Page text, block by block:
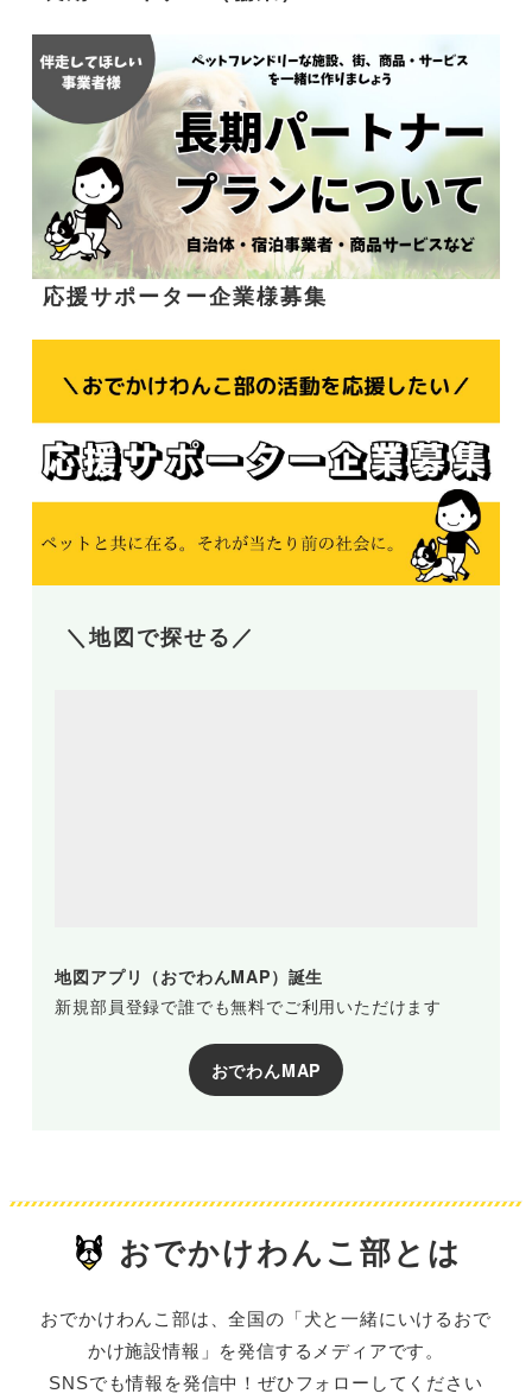
応援サポーター企業様募集
＼地図で探せる／
地図アプリ（おでわんMAP）誕生
新規部員登録で誰でも無料でご利用いただけます
おでわんMAP
おでかけわんこ部とは
おでかけわんこ部は、全国の「犬と一緒にいけるおで
かけ施設情報」を発信するメディアです。
SNSでも情報を発信中！ぜひフォローしてください